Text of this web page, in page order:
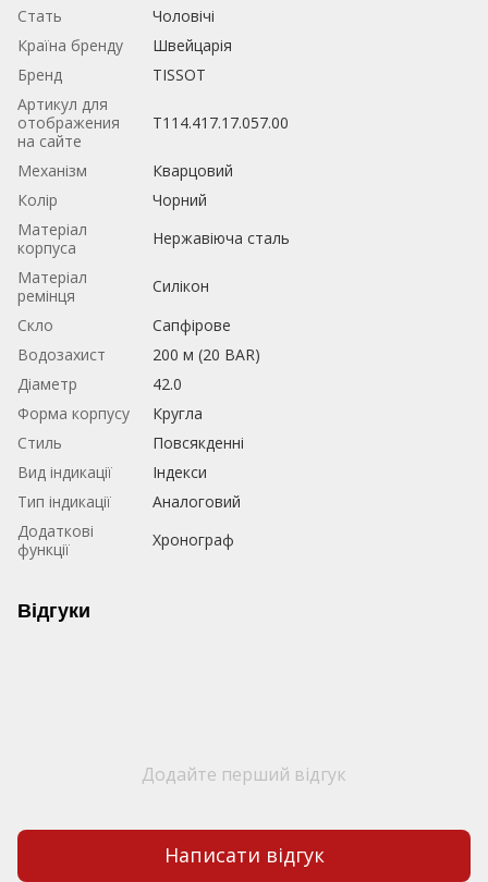
Стать
Чоловічі
Країна бренду
Швейцарія
Бренд
TISSOT
Артикул для
отображения
на сайте
T114.417.17.057.00
Механізм
Кварцовий
Колір
Чорний
Матеріал
корпуса
Нержавіюча сталь
Матеріал
ремінця
Силікон
Скло
Сапфірове
Водозахист
200 м (20 BAR)
Діаметр
42.0
Форма корпусу
Кругла
Стиль
Повсякденні
Вид індикації
Індекси
Тип індикації
Аналоговий
Додаткові
функції
Хронограф
Відгуки
Додайте перший відгук
Написати відгук